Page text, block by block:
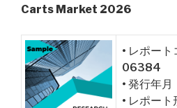
Carts Market 2026
• レポー
06384
• 発行年
• レポー